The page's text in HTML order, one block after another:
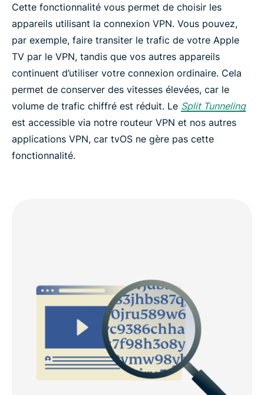
Cette fonctionnalité vous permet de choisir les
appareils utilisant la connexion VPN. Vous pouvez,
par exemple, faire transiter le trafic de votre Apple
TV par le VPN, tandis que vos autres appareils
continuent d’utiliser votre connexion ordinaire. Cela
permet de conserver des vitesses élevées, car le
volume de trafic chiffré est réduit. Le Split Tunneling
est accessible via notre routeur VPN et nos autres
applications VPN, car tvOS ne gère pas cette
fonctionnalité.